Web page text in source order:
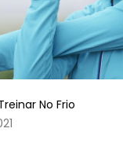
No Frio